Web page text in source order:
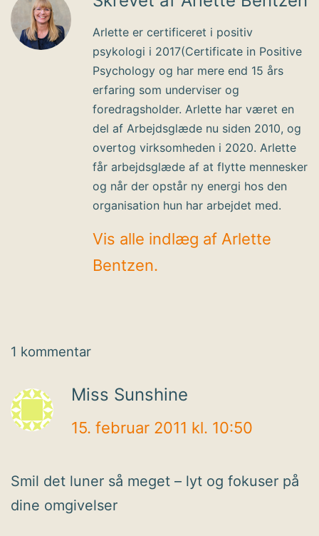
Arlette er certificeret i positiv
psykologi i 2017(Certificate in Positive
Psychology og har mere end 15 års
erfaring som underviser og
foredragsholder. Arlette har været en
del af Arbejdsglæde nu siden 2010, og
overtog virksomheden i 2020. Arlette
får arbejdsglæde af at flytte mennesker
og når der opstår ny energi hos den
organisation hun har arbejdet med.
Vis alle indlæg af Arlette
Bentzen.
1 kommentar
Miss Sunshine
15. februar 2011 kl. 10:50
Smil det luner så meget – lyt og fokuser på
dine omgivelser